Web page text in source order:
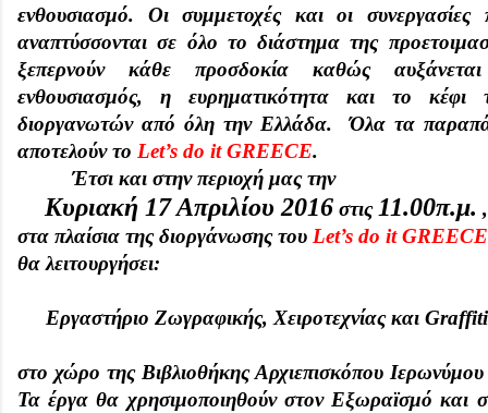
ενθουσιασμό. Οι συμμετοχές και οι συνεργασίες
αναπτύσσονται σε όλο το διάστημα της
ξεπερνούν κάθε προσδοκία καθώς
ενθουσιασμός, η ευρηματικότητα και το κέφι
διοργανωτών από όλη την Ελλάδα. Όλα τα
αποτελούν το Let’s do it GREECE.
Έτσι και στην περιοχή μας την
Κυριακή 17 Απριλίου 2016 στις 11.00π.μ. ,
στα πλαίσια της διοργάνωσης του Let’s do it GREECE
θα λειτουργήσει:
Εργαστήριο Ζωγραφικής, Χειροτεχνίας και Graffiti
στο χώρο της Βιβλιοθήκης Αρχιεπισκόπου
Τα έργα θα χρησιμοποιηθούν στον Εξωραϊσμό και